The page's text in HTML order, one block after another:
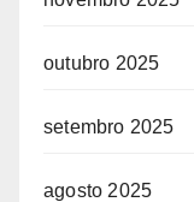
outubro 2025
setembro 2025
agosto 2025